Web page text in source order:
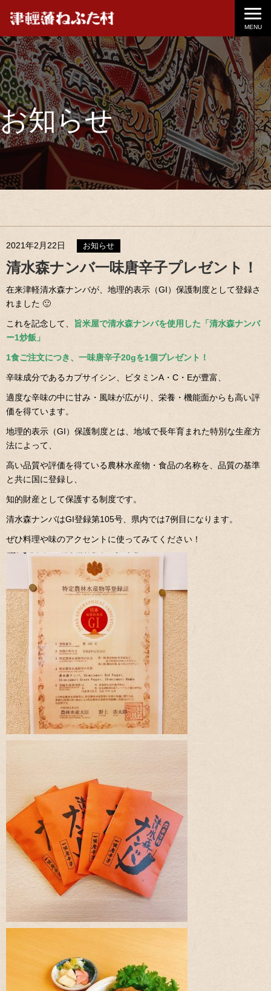
MENU
お知らせ
2021年2月22日 お知らせ
清水森ナンバ一味唐辛子プレゼント！
在来津軽清水森ナンバが、地理的表示（GI）保護制度として登録さ
れました 🙂
これを記念して、
旨米屋で清水森ナンバを使用した「清水森ナンバ
ー1炒飯」
1食ご注文につき、一味唐辛子20gを1個プレゼント！
辛味成分であるカプサイシン、ビタミンA・C・Eが豊富、
適度な辛味の中に甘み・風味が広がり、栄養・機能面からも高い評
価を得ています。
地理的表示（GI）保護制度とは、地域で長年育まれた特別な生産方
法によって、
高い品質や評価を得ている農林水産物・食品の名称を、品質の基準
と共に国に登録し、
知的財産として保護する制度です。
清水森ナンバはGI登録第105号、県内では7例目になります。
ぜひ料理や味のアクセントに使ってみてください！